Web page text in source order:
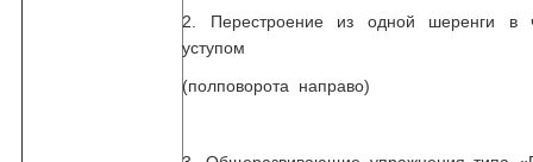
2. Перестроение из одной шеренги в
уступом
(полповорота направо)